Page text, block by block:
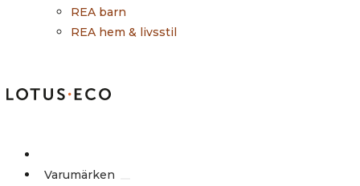
REA barn
REA hem & livsstil
Varumärken